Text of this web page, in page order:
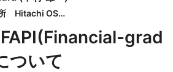
株式会社 日立製作所 Hitachi OSPO
grad
ついて